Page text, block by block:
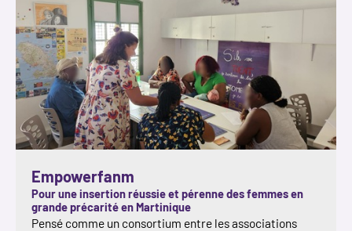
Empowerfanm
Pour une insertion réussie et pérenne des femmes en
grande précarité en Martinique
Pensé comme un consortium entre les associations